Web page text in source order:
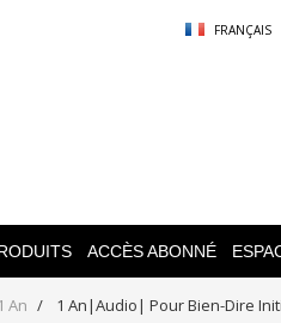
FRANÇAIS
ACCÈS ABONNÉ
1 An 1 An|Audio| Pour Bien-Dire